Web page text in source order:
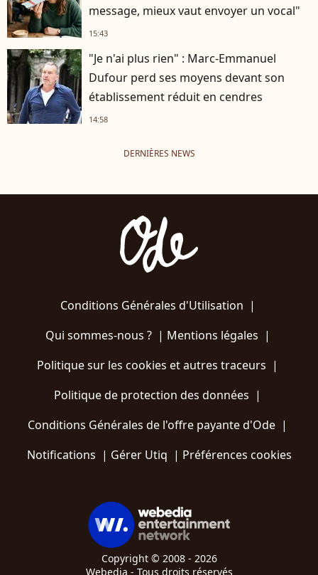
message, mieux vaut envoyer un vocal"
15:43
"Je n'ai plus rien" : Marc-Emmanuel
Dufour perd ses moyens devant son
établissement réduit en cendres
14:58
DERNIÈRES NEWS
Conditions Générales d'Utilisation |
Qui sommes-nous ?| Mentions légales |
Politique sur les cookies et autres traceurs |
Politique de protection des données |
Conditions Générales de l'offre payante d'Ode |
Notifications | Gérer Utiq | Préférences cookies
Copyright © 2008 - 2026
Webedia - Tous droits réservés